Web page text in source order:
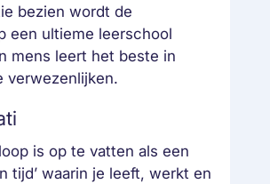
bezien wordt de
een ultieme leerschool
mens leert het beste in
verwezenlijken.
is op te vatten als een
tijd’ waarin je leeft, werkt en